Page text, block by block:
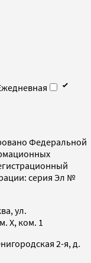
Федеральной
серия Эл №
ул.
X, ком. 1
2-я, д.